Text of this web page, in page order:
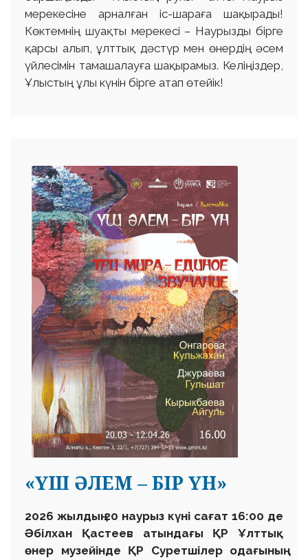
мерекесіне арналған іс-шараға шақырады!
Көктемнің шуақты мерекесі – Наурызды бірге
қарсы алып, ұлттық дәстүр мен өнердің әсем
үйлесімін тамашалауға шақырамыз. Келіңіздер,
Ұлыстың ұлы күнін бірге атап өтейік!
«ҮШ ӘЛЕМ – БІР ҮН»
2026 жылдың 20 наурыз күні сағат 16:00 де
Әбілхан Қастеев атындағы ҚР Ұлттық
өнер музейінде ҚР Суретшілер одағының